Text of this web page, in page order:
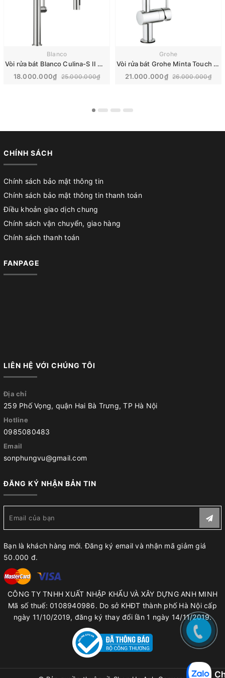
Blanco
Vòi rửa bát Blanco Culina-S II Mini steel | 527467
18.000.000₫ 25.000.000₫
Grohe
Vòi rửa bát Grohe Minta Touch | 31360000
21.000.000₫ 26.000.000₫
CHÍNH SÁCH
Chính sách bảo mật thông tin
Chính sách bảo mật thông tin thanh toán
Điều khoản giao dịch chung
Chính sách vận chuyển, giao hàng
Chính sách thanh toán
FANPAGE
LIÊN HỆ VỚI CHÚNG TÔI
Địa chỉ
259 Phố Vọng, quận Hai Bà Trưng, TP Hà Nội
Hotline
0985080483
Email
sonphungvu@gmail.com
ĐĂNG KÝ NHẬN BẢN TIN
Bạn là khách hàng mới. Đăng ký email và nhận mã giảm giá
50.000 đ.
CÔNG TY TNHH XUẤT NHẬP KHẨU VÀ XÂY DỰNG ANH MINH
Mã số thuế: 0108940986. Do sở KHĐT thành phố Hà Nội cấp
ngày 11/10/2019, đăng ký thay đổi lần 1 ngày 14/11/2019.